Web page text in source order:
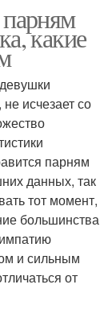
какие
исчезает со
парням
данных, так
тот момент,
большинства
и сильным
от